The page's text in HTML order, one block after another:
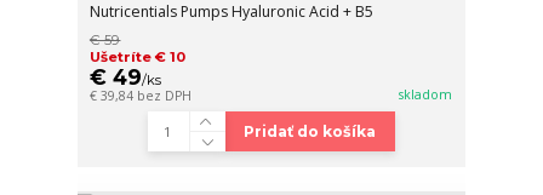
Nutricentials Pumps Hyaluronic Acid + B5
€ 59
Ušetríte € 10
€ 49/ks
€ 39,84 bez DPH skladom
Pridať do košíka